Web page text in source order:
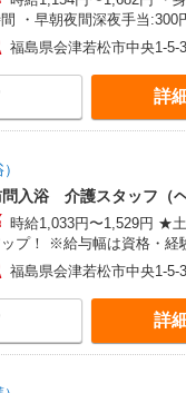
間 ・早朝夜間深夜手当
07:59の時間帯） ・ICT手当
は別途支給 ・ケア→ケア
給）を支給 ・特定事業所
※給与幅は資格・経験等
福島県会津若松市中央1-5-
詳
入浴 介護スタッフ（ヘ
時給1,033円〜1,529円 ★土日祝日は時給100円
プ！ ※給与幅は資格・経
福島県会津若松市中央1-5-
詳